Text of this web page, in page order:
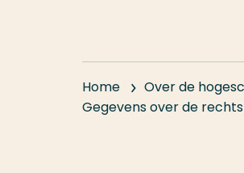
Home Over de
Gegevens over de